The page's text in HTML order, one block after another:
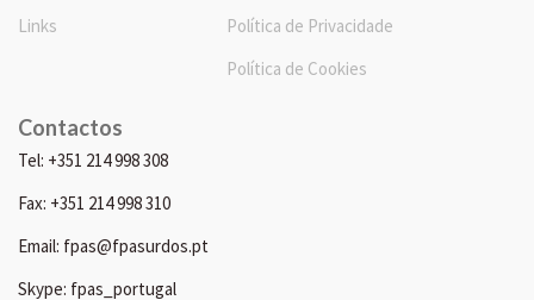
Links
Política de Privacidade
Política de Cookies
Contactos
Tel: +351 214 998 308
Fax: +351 214 998 310
Email: fpas@fpasurdos.pt
Skype: fpas_portugal